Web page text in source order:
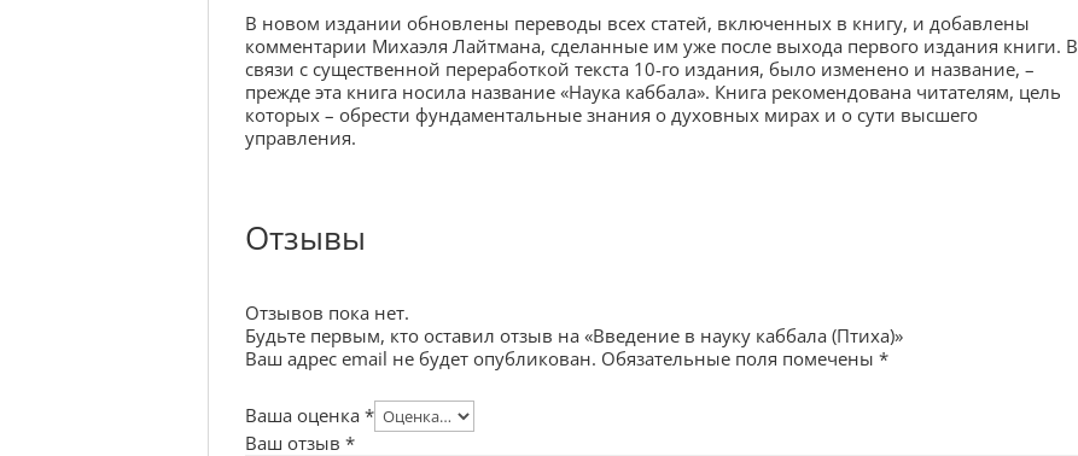
В новом издании обновлены переводы всех статей, включенных в книгу, и ­добавлены
комментарии Михаэля Лайтмана, сделанные им уже после выхода первого издания книги. В
связи с существенной переработкой текста 10-го издания, было изменено и название, –
прежде эта книга носила название «Наука каббала». Книга рекомендована читателям, цель
которых – обрести фундаментальные знания о духовных мирах и о сути высшего
управления.
Отзывы
Отзывов пока нет.
Будьте первым, кто оставил отзыв на «Введение в науку каббала (Птиха)»
Ваш адрес email не будет опубликован. Обязательные поля помечены *
Ваша оценка *
Ваш отзыв *